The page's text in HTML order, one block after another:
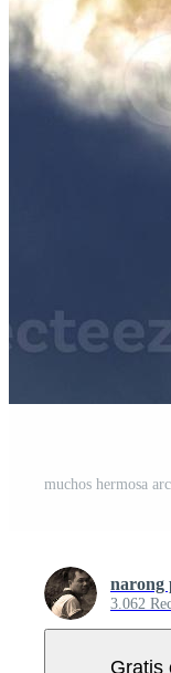
narong
3.062
Gratis